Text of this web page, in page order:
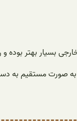
به صورت مستقیم به